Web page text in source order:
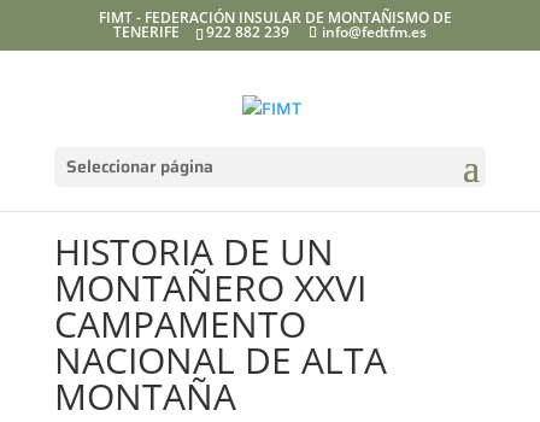
FIMT - FEDERACIÓN INSULAR DE MONTAÑISMO DE
TENERIFE 922 882 239 info@fedtfm.es
Seleccionar página
HISTORIA DE UN
MONTAÑERO XXVI
CAMPAMENTO
NACIONAL DE ALTA
MONTAÑA